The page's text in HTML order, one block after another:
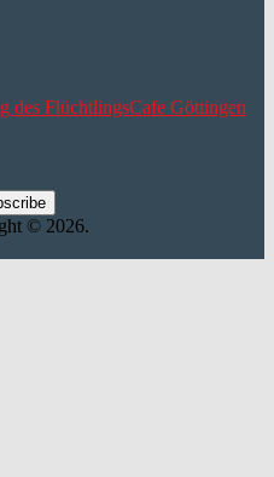
des FlüchtlingsCafe Göttingen
© 2026.